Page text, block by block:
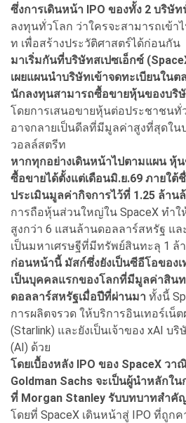
ซึ่งการเดินหน้า IPO ของทั้ง 2 บริษั
ลงทุนทั่วโลก ว่าใครจะสามารถเข้า
ท เพื่อสร้างประวัติศาสตร์ได้ก่อนกัน
มาเริ่มกันที่บริษัทสเปซเอ็กซ์
เผยแผนนำบริษัทเข้าจดทะเบียนใน
นักลงทุนสามารถซื้อขายหุ้นของบริ
โดยการเสนอขายหุ้นต่อประชาชนทั่
อาจกลายเป็นดีลที่มีมูลค่าสูงที่สุดใน
วอลล์สตรีท
หากทุกอย่างเดินหน้าไปตามแผน หุ้น
ซื้อขายได้ตั้งแต่เดือนมิ.ย.69 ภายใ
ประเมินมูลค่ากิจการไว้ที่ 1.25 ล้าน
การถือหุ้นส่วนใหญ่ใน SpaceX ทำ
สูงกว่า 6 แสนล้านดอลลาร์สหรัฐ แล
เป็นมหาเศรษฐีที่มีทรัพย์สินทะลุ 1 ล้
ก่อนหน้านี้ มัสก์ซึ่งยังเป็นซีอีโอของ
เป็นบุคคลแรกของโลกที่มีมูลค่าสิน
ดอลลาร์สหรัฐเมื่อปีที่ผ่านมา ทั้งนี้
การผลิตจรวด ให้บริการอินเทอร์เน็
(Starlink) และยังเป็นเจ้าของ xAI
(AI) ด้วย
โดยเบื้องหลัง IPO ของ SpaceX ว
Goldman Sachs จะเป็นผู้นำหลักใ
ที่ Morgan Stanley รับบทบาทสำคั
โดยที่ SpaceX เดินหน้าสู่ IPO ที่ถูก